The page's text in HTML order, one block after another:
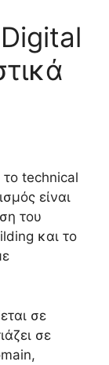
το technical
είναι
του
και το
σε
σε